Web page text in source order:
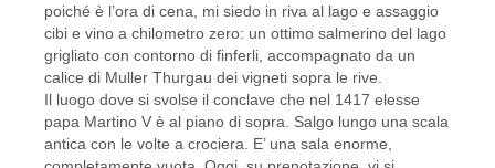
poiché è l’ora di cena, mi siedo in riva al lago e assaggio
cibi e vino a chilometro zero: un ottimo salmerino del lago
grigliato con contorno di finferli, accompagnato da un
calice di Muller Thurgau dei vigneti sopra le rive.
Il luogo dove si svolse il conclave che nel 1417 elesse
papa Martino V è al piano di sopra. Salgo lungo una scala
antica con le volte a crociera. E’ una sala enorme,